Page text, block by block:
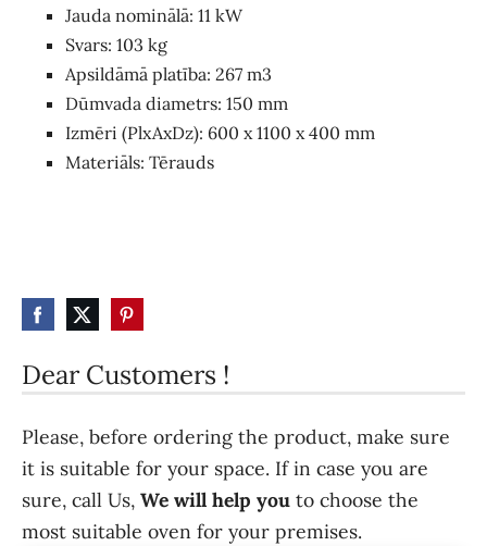
Dear Customers !
Please, before ordering the product, make sure
it is suitable for your space. If in case you are
sure, call Us, We will help you to choose the
most suitable oven for your premises.
Jauda nominālā: 11 kW
Svars: 103 kg
Apsildāmā platība: 267 m3
Dūmvada diametrs: 150 mm
Izmēri (PlxAxDz): 600 x 1100 x 400 mm
Materiāls: Tērauds